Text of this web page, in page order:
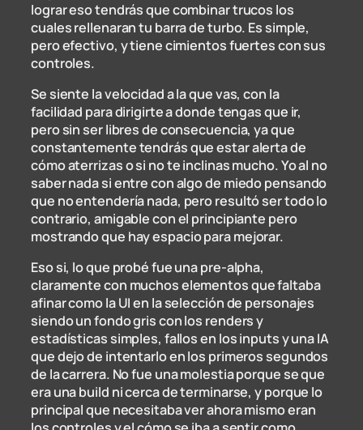
lograr eso tendrás que combinar trucos los
cuales rellenaran tu barra de turbo. Es simple,
pero efectivo, y tiene cimientos fuertes con sus
controles.
Se siente la velocidad a la que vas, con la
facilidad para dirigirte a donde tengas que ir,
pero sin ser libres de consecuencia, ya que
constantemente tendrás que estar alerta de
cómo aterrizas o si no te inclinas mucho. Yo al no
saber nada si entre con algo de miedo pensando
que no entendería nada, pero resultó ser todo lo
contrario, amigable con el principiante pero
mostrando que hay espacio para mejorar.
Eso si, lo que probé fue una pre-alpha,
claramente con muchos elementos que faltaba
afinar como la UI en la selección de personajes
siendo un fondo gris con los renders y
estadísticas simples, fallos en los inputs y una IA
que dejo de intentarlo en los primeros segundos
de la carrera. No fue una molestia porque se que
era una build ni cerca de terminarse, y porque lo
principal que necesitaba ver ahora mismo eran